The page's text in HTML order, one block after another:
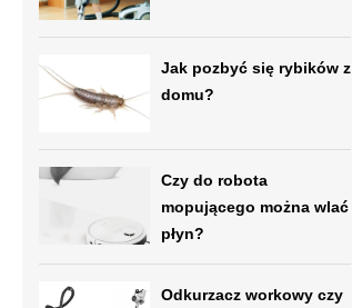
Jak pozbyć się rybików z
domu?
Czy do robota
mopującego można wlać
płyn?
Odkurzacz workowy czy